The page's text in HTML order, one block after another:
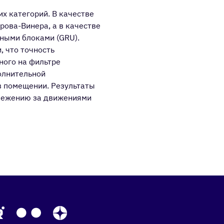
категорий. В качестве
Винера, а в качестве
блоками (GRU).
что точность
на фильтре
помещении. Результаты
за движениями